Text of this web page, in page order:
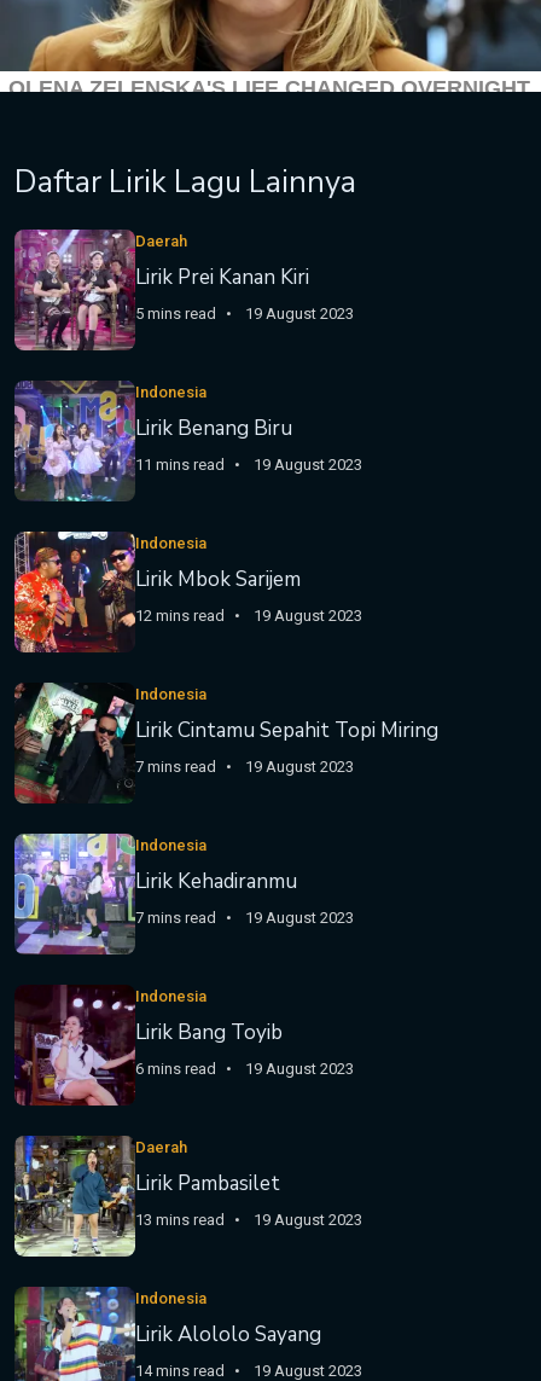
Daftar Lirik Lagu Lainnya
Daerah
Lirik Prei Kanan Kiri
5 mins read 19 August 2023
Indonesia
Lirik Benang Biru
11 mins read 19 August 2023
Indonesia
Lirik Mbok Sarijem
12 mins read 19 August 2023
Indonesia
Lirik Cintamu Sepahit Topi Miring
7 mins read 19 August 2023
Indonesia
Lirik Kehadiranmu
7 mins read 19 August 2023
Indonesia
Lirik Bang Toyib
6 mins read 19 August 2023
Daerah
Lirik Pambasilet
13 mins read 19 August 2023
Indonesia
Lirik Alololo Sayang
14 mins read 19 August 2023